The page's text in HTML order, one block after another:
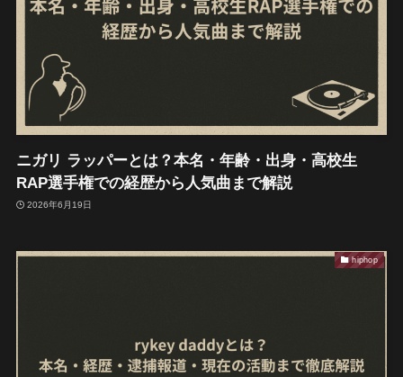
ニガリ ラッパーとは？本名・年齢・出身・高校生
RAP選手権での経歴から人気曲まで解説
2026年6月19日
hiphop